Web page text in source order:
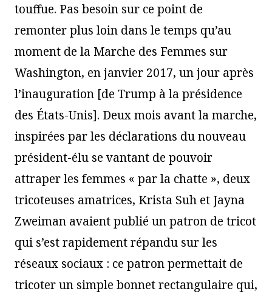
touffue. Pas besoin sur ce point de
remonter plus loin dans le temps qu’au
moment de la Marche des Femmes sur
Washington, en janvier 2017, un jour après
l’inauguration [de Trump à la présidence
des États-Unis]. Deux mois avant la marche,
inspirées par les déclarations du nouveau
président-élu se vantant de pouvoir
attraper les femmes « par la chatte », deux
tricoteuses amatrices, Krista Suh et Jayna
Zweiman avaient publié un patron de tricot
qui s’est rapidement répandu sur les
réseaux sociaux : ce patron permettait de
tricoter un simple bonnet rectangulaire qui,